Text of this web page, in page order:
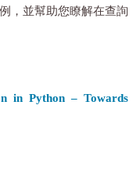
，並幫助您瞭解在查詢
in Python – Towards